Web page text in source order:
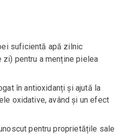
suficientă apă zilnic
zi) pentru a menține pielea
în antioxidanți și ajută la
oxidative, având și un efect
pentru proprietățile sale